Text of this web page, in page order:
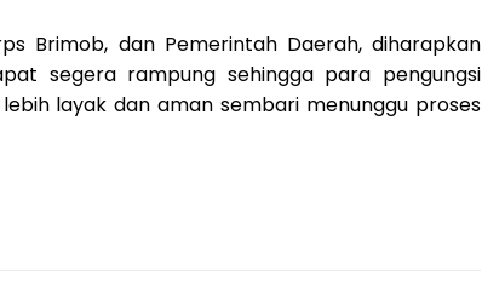
Brimob, dan Pemerintah Daerah, diharapkan
segera rampung sehingga para pengungsi
layak dan aman sembari menunggu proses